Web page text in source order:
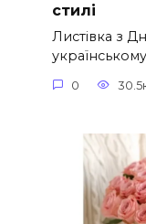
стилі
Листівка з
українському
0